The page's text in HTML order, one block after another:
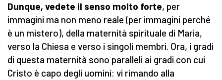
Dunque, vedete il senso molto forte, per
immagini ma non meno reale (per immagini perché
è un mistero), della maternità spirituale di Maria,
verso la Chiesa e verso i singoli membri. Ora, i gradi
di questa maternità sono paralleli ai gradi con cui
Cristo è capo degli uomini: vi rimando alla